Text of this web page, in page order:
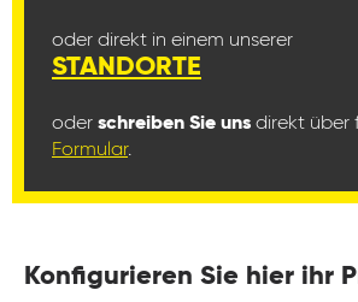
oder direkt in einem unserer
STANDORTE
oder schreiben Sie uns direkt über
Formular.
Konfigurieren Sie hier ihr